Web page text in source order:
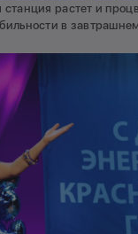
станция растет и
в